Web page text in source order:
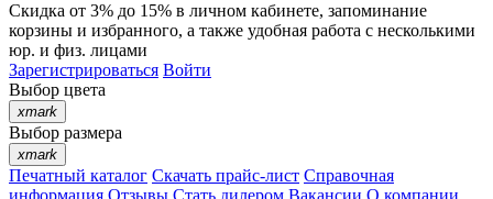
Скидка от 3% до 15% в личном кабинете, запоминание
корзины и избранного, а также удобная работа с несколькими
юр. и физ. лицами
Зарегистрироваться Войти
Выбор цвета
xmark
Выбор размера
xmark
Печатный каталог Скачать прайс-лист Справочная
информация Отзывы Стать дилером Вакансии О компании